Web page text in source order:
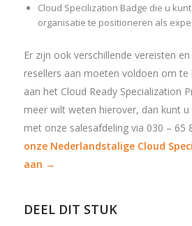
Cloud Specilization Badge die u
organisatie te positioneren als
Er zijn ook verschillende vereisten
resellers aan moeten voldoen om te
aan het Cloud Ready Specialization
meer wilt weten hierover, dan kunt
met onze salesafdeling via 030 – 65
onze Nederlandstalige Cloud
aan →
DEEL DIT STUK